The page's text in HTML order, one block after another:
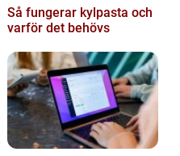
Så fungerar kylpasta och
varför det behövs